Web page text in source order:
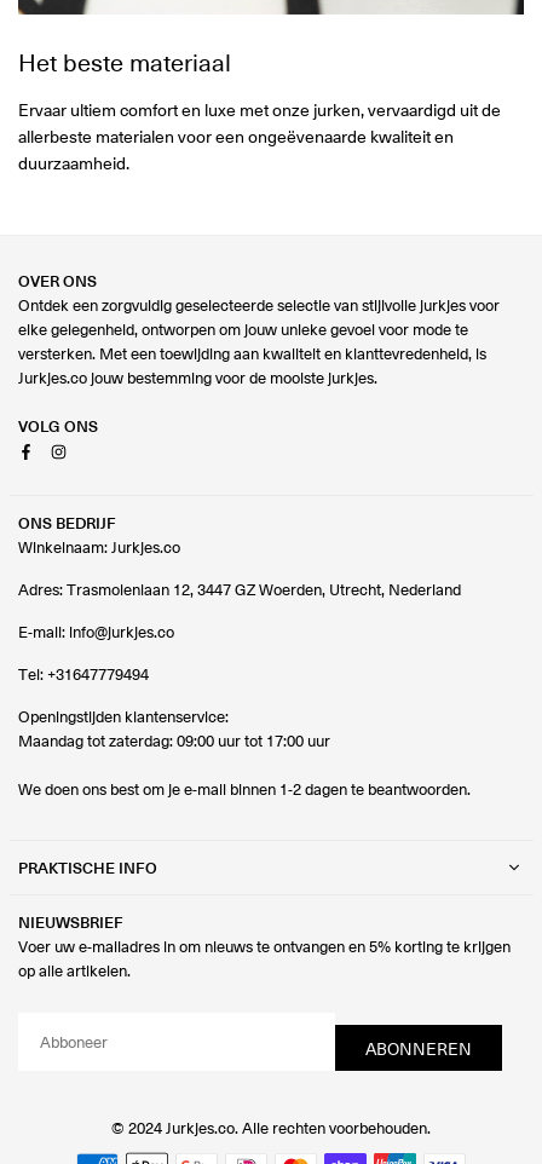
Het beste materiaal
Ervaar ultiem comfort en luxe met onze jurken, vervaardigd uit de
allerbeste materialen voor een ongeëvenaarde kwaliteit en
duurzaamheid.
OVER ONS
Ontdek een zorgvuldig geselecteerde selectie van stijlvolle jurkjes voor
elke gelegenheid, ontworpen om jouw unieke gevoel voor mode te
versterken. Met een toewijding aan kwaliteit en klanttevredenheid, is
Jurkjes.co jouw bestemming voor de mooiste jurkjes.
VOLG ONS
FacebookInstagram
ONS BEDRIJF
Winkelnaam: Jurkjes.co
Adres: Trasmolenlaan 12, 3447 GZ Woerden, Utrecht, Nederland
E-mail: info@jurkjes.co
Tel: +31647779494
Openingstijden klantenservice:
Maandag tot zaterdag: 09:00 uur tot 17:00 uur
We doen ons best om je e-mail binnen 1-2 dagen te beantwoorden.
PRAKTISCHE INFO
NIEUWSBRIEF
Voer uw e-mailadres in om nieuws te ontvangen en 5% korting te krijgen
op alle artikelen.
ABONNEREN
© 2024 Jurkjes.co. Alle rechten voorbehouden.